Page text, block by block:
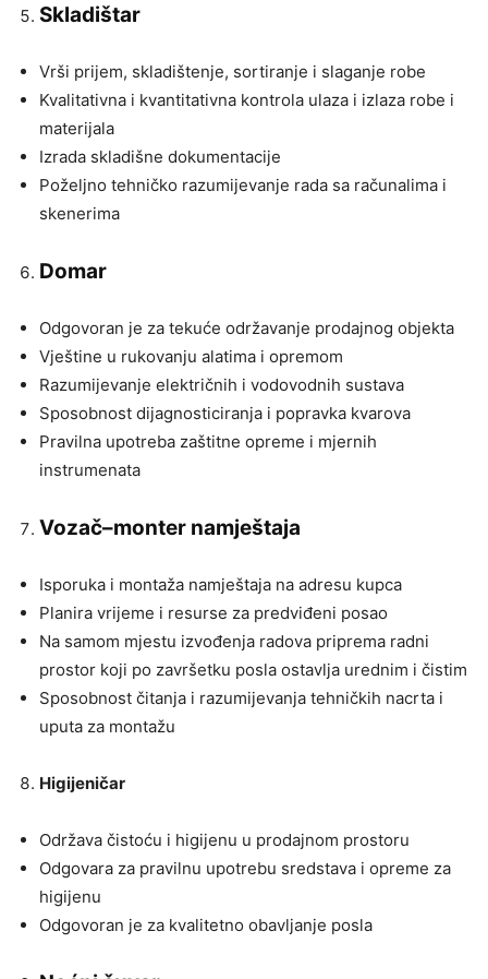
Skladištar
Vrši prijem, skladištenje, sortiranje i slaganje robe
Kvalitativna i kvantitativna kontrola ulaza i izlaza robe i
materijala
Izrada skladišne dokumentacije
Poželjno tehničko razumijevanje rada sa računalima i
skenerima
Domar
Odgovoran je za tekuće održavanje prodajnog objekta
Vještine u rukovanju alatima i opremom
Razumijevanje električnih i vodovodnih sustava
Sposobnost dijagnosticiranja i popravka kvarova
Pravilna upotreba zaštitne opreme i mjernih
instrumenata
Vozač–monter namještaja
Isporuka i montaža namještaja na adresu kupca
Planira vrijeme i resurse za predviđeni posao
Na samom mjestu izvođenja radova priprema radni
prostor koji po završetku posla ostavlja urednim i čistim
Sposobnost čitanja i razumijevanja tehničkih nacrta i
uputa za montažu
Higijeničar
Održava čistoću i higijenu u prodajnom prostoru
Odgovara za pravilnu upotrebu sredstava i opreme za
higijenu
Odgovoran je za kvalitetno obavljanje posla